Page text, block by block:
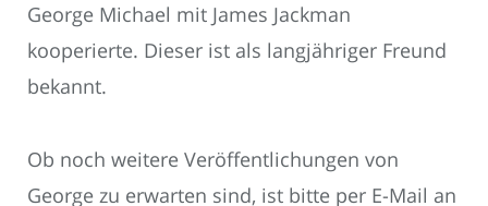
George Michael mit James Jackman
kooperierte. Dieser ist als langjähriger Freund
bekannt.
Ob noch weitere Veröffentlichungen von
George zu erwarten sind, ist bitte per E-Mail an